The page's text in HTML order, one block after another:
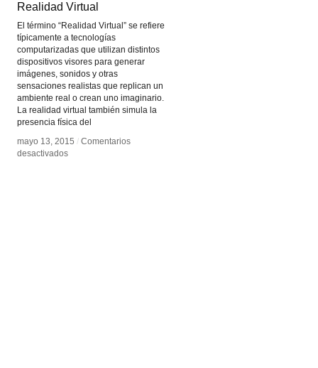
Realidad Virtual
El término “Realidad Virtual” se refiere
típicamente a tecnologías
computarizadas que utilizan distintos
dispositivos visores para generar
imágenes, sonidos y otras
sensaciones realistas que replican un
ambiente real o crean uno imaginario.
La realidad virtual también simula la
presencia física del
mayo 13, 2015 / Comentarios
desactivadosen
Realidad Virtual
mayo 13, 2015 / Comentarios
desactivadosen